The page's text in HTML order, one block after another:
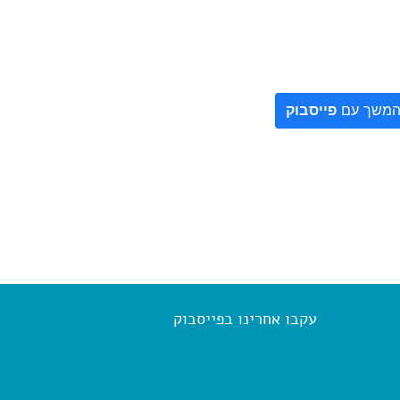
המשך עם פייסבוק
עקבו אחרינו בפייסבוק